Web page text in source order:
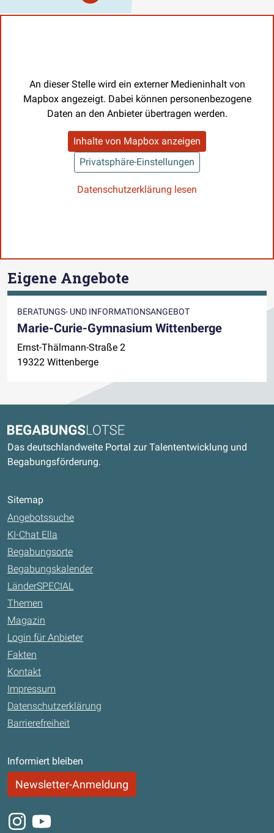
An dieser Stelle wird ein externer Medieninhalt von
Mapbox angezeigt. Dabei können personenbezogene
Daten an den Anbieter übertragen werden.
Inhalte von Mapbox anzeigen
Privatsphäre-Einstellungen
Datenschutzerklärung lesen
Eigene Angebote
BERATUNGS- UND INFORMATIONSANGEBOT
Marie-Curie-Gymnasium Wittenberge
Ernst-Thälmann-Straße 2
19322 Wittenberge
Begabungslotse
Das deutschlandweite Portal zur Talententwicklung und
Begabungsförderung.
Sitemap
Angebotssuche
KI-Chat Ella
Begabungsorte
Begabungskalender
LänderSPECIAL
Themen
Magazin
Login für Anbieter
Fakten
Kontakt
Impressum
Datenschutzerklärung
Barrierefreiheit
Informiert bleiben
Newsletter-Anmeldung
Instagram
Youtube